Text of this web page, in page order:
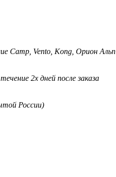
Camp, Vento, Kong, Орион Альп
2х дней после заказа
России)